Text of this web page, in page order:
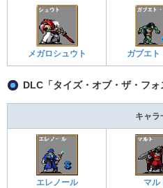
メガロシュウト ガブエト
DLC「タイズ・オブ・ザ・フォ
キャラ
エレノール マル